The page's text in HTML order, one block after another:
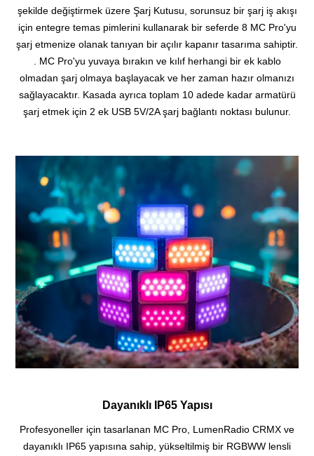
şekilde değiştirmek üzere Şarj Kutusu, sorunsuz bir şarj iş akışı
için entegre temas pimlerini kullanarak bir seferde 8 MC Pro'yu
şarj etmenize olanak tanıyan bir açılır kapanır tasarıma sahiptir.
. MC Pro'yu yuvaya bırakın ve kılıf herhangi bir ek kablo
olmadan şarj olmaya başlayacak ve her zaman hazır olmanızı
sağlayacaktır. Kasada ayrıca toplam 10 adede kadar armatürü
şarj etmek için 2 ek USB 5V/2A şarj bağlantı noktası bulunur.
Dayanıklı IP65 Yapısı
Profesyoneller için tasarlanan MC Pro, LumenRadio CRMX ve
dayanıklı IP65 yapısına sahip, yükseltilmiş bir RGBWW lensli